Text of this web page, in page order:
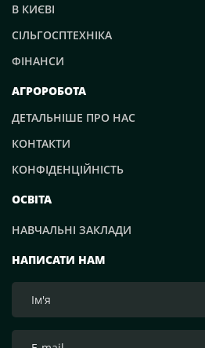
НАПИСАТИ НАМ
В КИЄВІ
СІЛЬГОСПТЕХНІКА
ФІНАНСИ
АГРОРОБОТА
ДЕТАЛЬНІШЕ ПРО НАС
КОНТАКТИ
КОНФІДЕНЦІЙНІСТЬ
ОСВІТА
НАВЧАЛЬНІ ЗАКЛАДИ